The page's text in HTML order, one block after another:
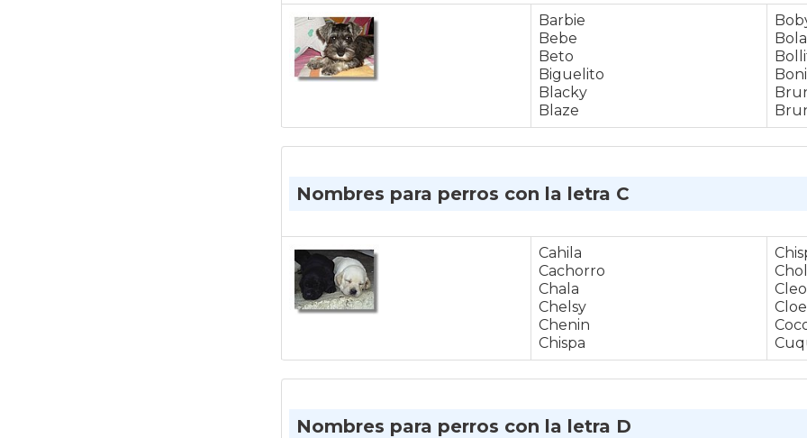
Barbie
Bebe
Beto
Biguelito
Blacky
Blaze
Bola
Boni
Nombres para perros con la letra C
Cahila
Cachorro
Chala
Chelsy
Chenin
Chispa
Cleo
Cloe
Nombres para perros con la letra D